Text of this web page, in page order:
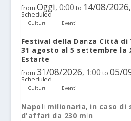
from Oggi, 0:00 to 14/08/2026,
Scheduled
Cultura Eventi
Festival della Danza Città di
31 agosto al 5 settembre la
Estarte
from 31/08/2026, 1:00 to 05/
Scheduled
Cultura Eventi
Napoli milionaria, in caso di
d'affari da 230 mln